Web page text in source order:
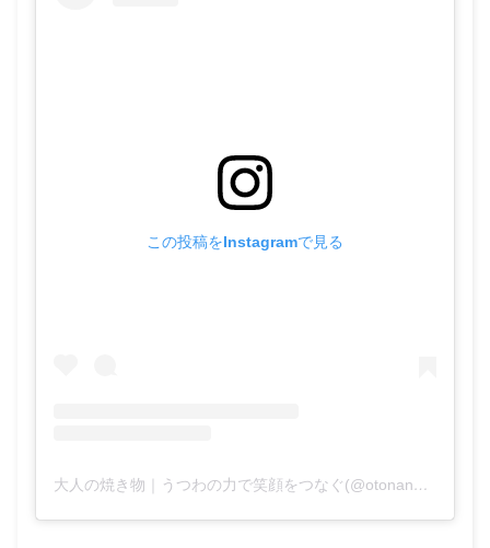
この投稿をInstagramで見る
大人の焼き物｜うつわの力で笑顔をつなぐ(@otonano_yakimono)がシェアした投稿